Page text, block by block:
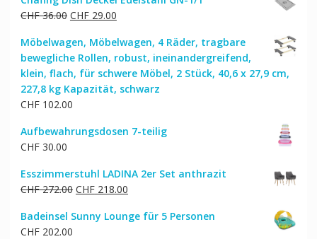
CHF36.00 Ursprünglicher
war:
CHF 36.00
CHF29.00Aktueller
ist:
CHF 29.00.
Möbelwagen, Möbelwagen, 4 Räder, tragbare
bewegliche Rollen, robust, ineinandergreifend,
klein, flach, für schwere Möbel, 2 Stück, 40,6 x 27,9 cm,
227,8 kg Kapazität, schwarz
CHF102.00
Aufbewahrungsdosen 7-teilig
CHF30.00
Esszimmerstuhl LADINA 2er Set anthrazit
CHF272.00 Ursprünglicher
war:
CHF218.00Aktueller
ist:
Badeinsel Sunny Lounge für 5 Personen
CHF202.00